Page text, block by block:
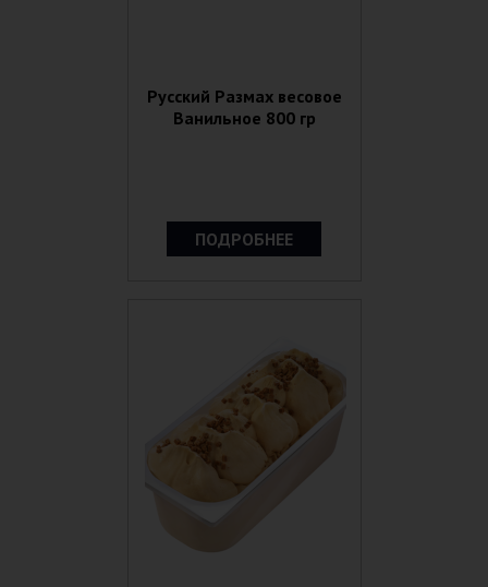
Русский Размах весовое
Ванильное 800 гр
ПОДРОБНЕЕ